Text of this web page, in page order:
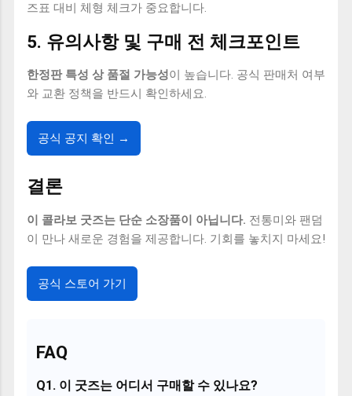
즈표 대비 체형 체크가 중요합니다.
5. 유의사항 및 구매 전 체크포인트
한정판 특성 상 품절 가능성이 높습니다. 공식 판매처 여부
와 교환 정책을 반드시 확인하세요.
공식 공지 확인 →
결론
이 콜라보 굿즈는 단순 소장품이 아닙니다. 전통미와 팬덤
이 만나 새로운 경험을 제공합니다. 기회를 놓치지 마세요!
공식 스토어 가기
FAQ
Q1. 이 굿즈는 어디서 구매할 수 있나요?